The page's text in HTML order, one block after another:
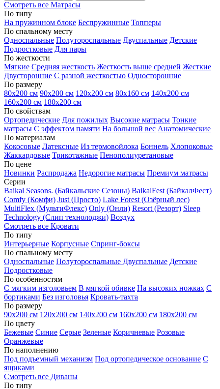
Смотреть все Матрасы
По типу
На пружинном блоке Беспружинные Топперы
По спальному месту
Односпальные Полутороспальные Двуспальные Детские
Подростковые Для пары
По жесткости
Мягкие Средняя жесткость Жесткость выше средней Жесткие
Двусторонние С разной жесткостью Односторонние
По размеру
80х200 см 90х200 см 120х200 см 80х160 см 140х200 см
160х200 см 180х200 см
По свойствам
Ортопедические Для пожилых Высокие матрасы Тонкие
матрасы С эффектом памяти На большой вес Анатомические
По материалам
Кокосовые Латексные Из термовойлока Боннель Хлопоковые
Жаккардовые Трикотажные Пенополиуретановые
По цене
Новинки Распродажа Недорогие матрасы Премиум матрасы
Серии
Baikal Seasons. (Байкальские Сезоны) BaikalFest (БайкалФест)
Comfy (Комфи) Just (Просто) Lake Forest (Озёрный лес)
MultiFlex (МультиФлекс) Only (Онли) Resort (Резорт) Sleep
Technology (Слип технолоджи) Воздух
Смотреть все Кровати
По типу
Интерьерные Корпусные Спринг-боксы
По спальному месту
Односпальные Полутороспальные Двуспальные Детские
Подростковые
По особенностям
С мягким изголовьем В мягкой обивке На высоких ножках С
бортиками Без изголовья Кровать-тахта
По размеру
90х200 см 120х200 см 140х200 см 160х200 см 180х200 см
По цвету
Бежевые Синие Серые Зеленые Коричневые Розовые
Оранжевые
По наполнению
Под подъемный механизм Под ортопедическое основание С
ящиками
Смотреть все Диваны
По типу